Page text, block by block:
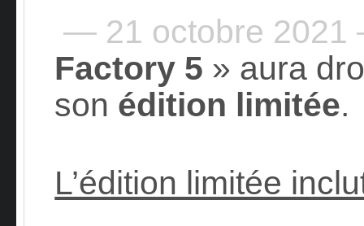
— 21 octobre
Factory 5 » aura
son édition limitée.
L’édition limitée